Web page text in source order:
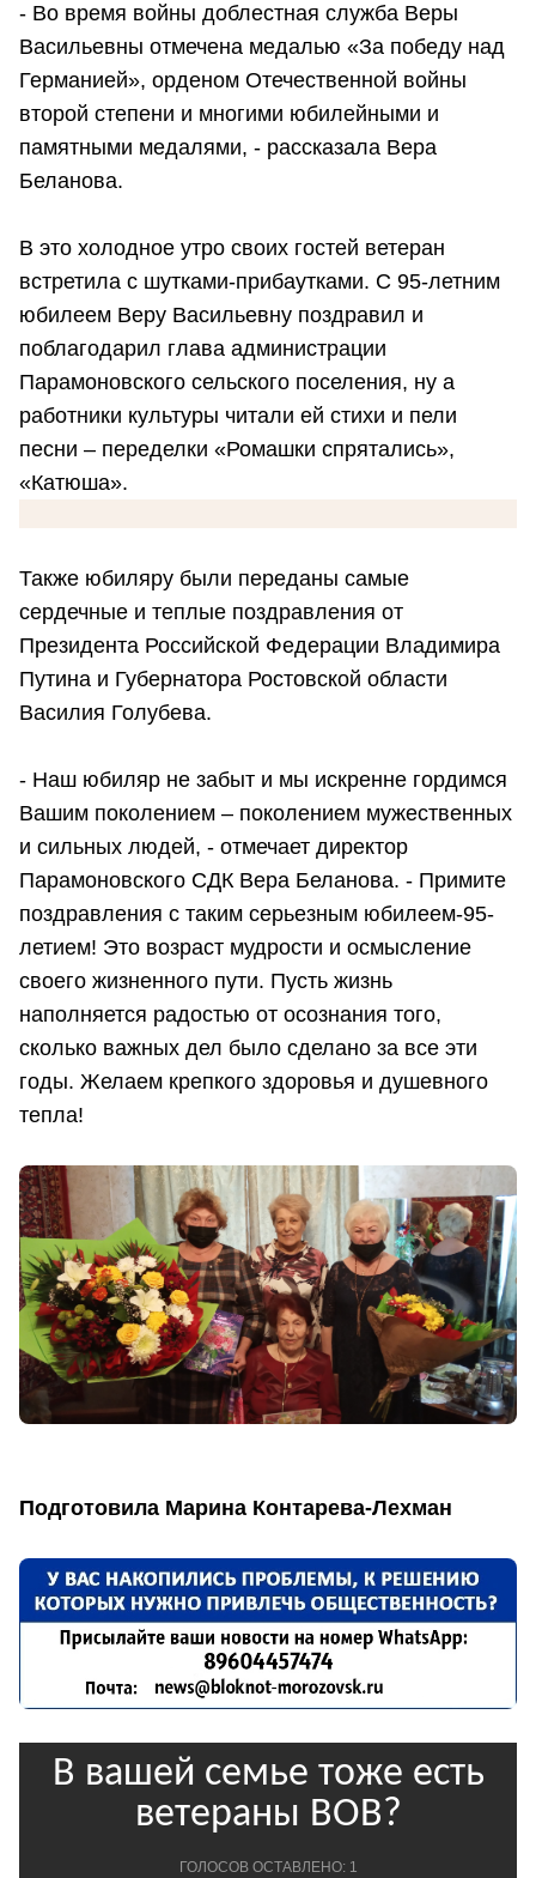
- Во время войны доблестная служба Веры
Васильевны отмечена медалью «За победу над
Германией», орденом Отечественной войны
второй степени и многими юбилейными и
памятными медалями, - рассказала Вера
Беланова.
В это холодное утро своих гостей ветеран
встретила с шутками-прибаутками. С 95-летним
юбилеем Веру Васильевну поздравил и
поблагодарил глава администрации
Парамоновского сельского поселения, ну а
работники культуры читали ей стихи и пели
песни – переделки «Ромашки спрятались»,
«Катюша».
Также юбиляру были переданы самые
сердечные и теплые поздравления от
Президента Российской Федерации Владимира
Путина и Губернатора Ростовской области
Василия Голубева.
- Наш юбиляр не забыт и мы искренне гордимся
Вашим поколением – поколением мужественных
и сильных людей, - отмечает директор
Парамоновского СДК Вера Беланова. - Примите
поздравления с таким серьезным юбилеем-95-
летием! Это возраст мудрости и осмысление
своего жизненного пути. Пусть жизнь
наполняется радостью от осознания того,
сколько важных дел было сделано за все эти
годы. Желаем крепкого здоровья и душевного
тепла!
Подготовила Марина Контарева-Лехман